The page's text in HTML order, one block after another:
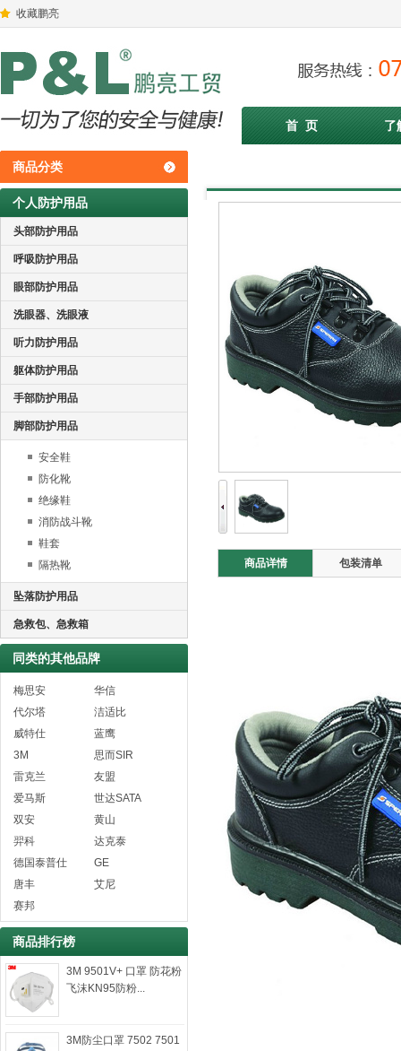
收藏鹏亮
首 页 了
商品分类
个人防护用品
头部防护用品
呼吸防护用品
眼部防护用品
洗眼器、洗眼液
听力防护用品
躯体防护用品
手部防护用品
脚部防护用品
安全鞋
防化靴
绝缘鞋
消防战斗靴
鞋套
隔热靴
坠落防护用品
急救包、急救箱
同类的其他品牌
梅思安
华信
代尔塔
洁适比
威特仕
蓝鹰
3M
思而SIR
雷克兰
友盟
爱马斯
世达SATA
双安
黄山
羿科
达克泰
德国泰普仕
GE
唐丰
艾尼
赛邦
商品排行榜
3M 9501V+ 口罩 防花粉
飞沫KN95防粉...
3M防尘口罩 7502 7501
商品详情 包装清单